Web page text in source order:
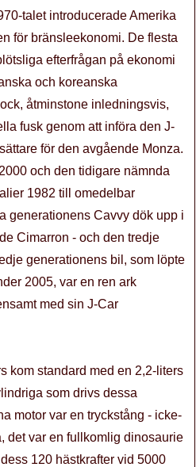
talet introducerade Amerika
för bränsleekonomi. De flesta
efterfrågan på ekonomi
och koreanska
åtminstone inledningsvis,
fusk genom att införa den J-
för den avgående Monza.
och den tidigare nämnda
1982 till omedelbar
generationens Cavvy dök upp i
Cimarron - och den tredje
generationens bil, som löpte
2005, var en ren ark
med sin J-Car
kom standard med en 2,2-liters
som drivs dessa
motor var en tryckstång - icke-
det var en fullkomlig dinosaurie
120 hästkrafter vid 5000